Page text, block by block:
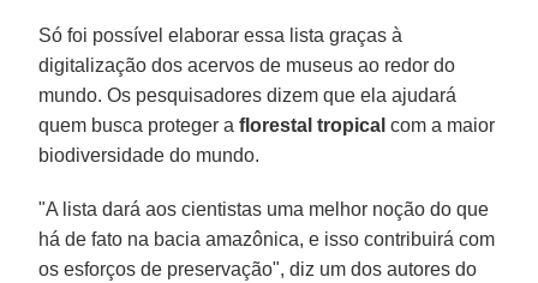
Só foi possível elaborar essa lista graças à
digitalização dos acervos de museus ao redor do
mundo. Os pesquisadores dizem que ela ajudará
quem busca proteger aflorestal tropical com a maior
biodiversidade do mundo.
"A lista dará aos cientistas uma melhor noção do que
há de fato na bacia amazônica, e isso contribuirá com
os esforços de preservação", diz um dos autores do